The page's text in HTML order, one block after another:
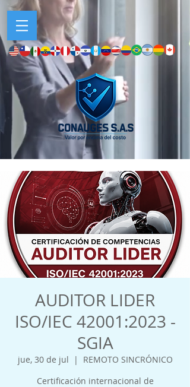
AUDITOR LIDER
ISO/IEC 42001:2023 -
SGIA
jue, 30 de jul
  |
REMOTO SINCRÓNICO
Certificación internacional de